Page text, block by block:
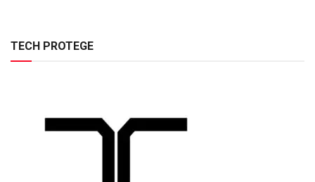
TECH PROTEGE